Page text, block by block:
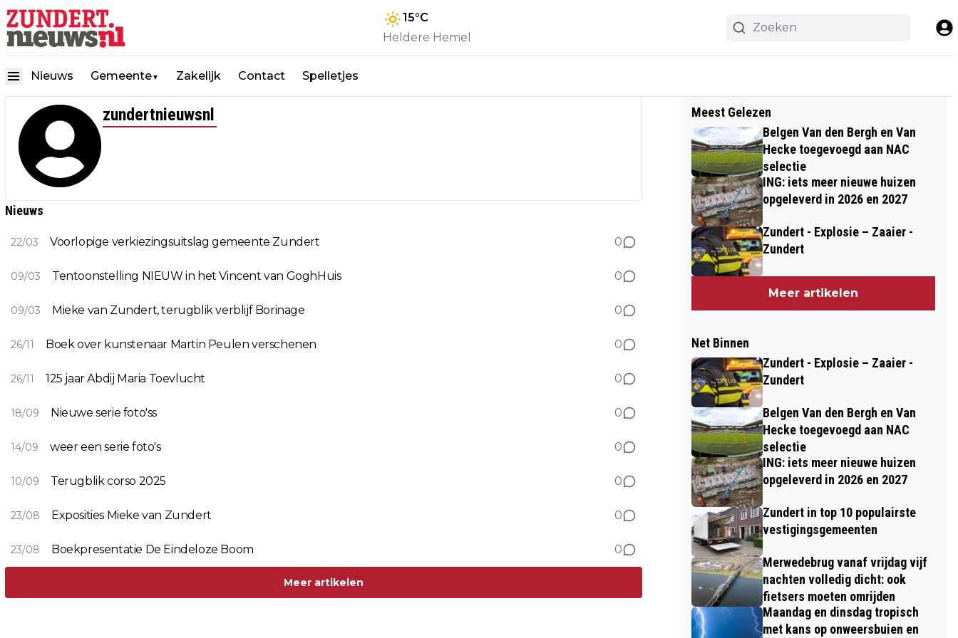
15°C
Heldere Hemel
Nieuws Gemeente▼ Zakelijk Contact Spelletjes
zundertnieuwsnl
Nieuws
22/03 Voorlopige verkiezingsuitslag gemeente Zundert 0
09/03 Tentoonstelling NIEUW in het Vincent van GoghHuis 0
09/03 Mieke van Zundert, terugblik verblijf Borinage 0
26/11 Boek over kunstenaar Martin Peulen verschenen 0
26/11 125 jaar Abdij Maria Toevlucht 0
18/09 Nieuwe serie foto'ss 0
14/09 weer een serie foto's 0
10/09 Terugblik corso 2025 0
23/08 Exposities Mieke van Zundert 0
23/08 Boekpresentatie De Eindeloze Boom 0
Meer artikelen
Meest Gelezen
Belgen Van den Bergh en Van
Hecke toegevoegd aan NAC
selectie
ING: iets meer nieuwe huizen
opgeleverd in 2026 en 2027
Zundert - Explosie – Zaaier -
Zundert
Meer artikelen
Net Binnen
Zundert - Explosie – Zaaier -
Zundert
Belgen Van den Bergh en Van
Hecke toegevoegd aan NAC
selectie
ING: iets meer nieuwe huizen
opgeleverd in 2026 en 2027
Zundert in top 10 populairste
vestigingsgemeenten
Merwedebrug vanaf vrijdag vijf
nachten volledig dicht: ook
fietsers moeten omrijden
Maandag en dinsdag tropisch
met kans op onweersbuien en